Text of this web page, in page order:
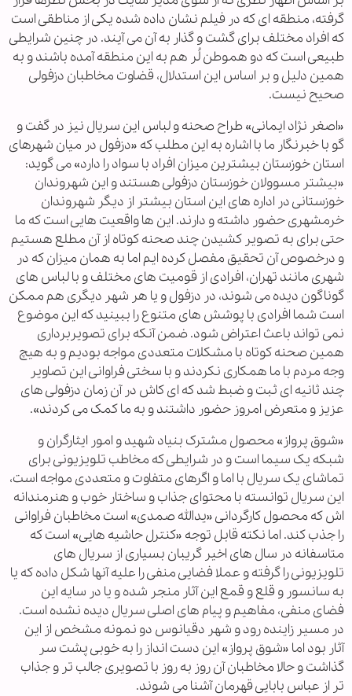
گرفته، منطقه ای که در فیلم نشان داده شده یکی از مناطقی است
که افراد مختلف برای گشت و گذار به آن می آیند. در چنین شرایطی
طبیعی است که دو هموطن لُر هم به این منطقه آمده باشند و به
همین دلیل و بر اساس این استدلال، قضاوت مخاطبان دزفولی
صحیح نیست.
«اصغر نژاد ایمانی» طراح صحنه و لباس این سریال نیز در گفت و
گو با خبرنگار ما با اشاره به این مطلب که «دزفول در میان شهرهای
استان خوزستان بیشترین میزان افراد با سواد را دارد» می گوید:
«بیشتر مسوولان خوزستان دزفولی هستند و این شهروندان
خوزستانی در اداره های این استان بیشتر از دیگر شهروندان
خرمشهری حضور داشته و دارند. این ها واقعیت هایی است که ما
حتی برای به تصویر کشیدن چند صحنه کوتاه از آن مطلع هستیم
و درخصوص آن تحقیق مفصل کرده ایم اما به همان میزان که در
شهری مانند تهران، افرادی از قومیت های مختلف و با لباس های
گوناگون دیده می شوند، در دزفول و یا هر شهر دیگری هم ممکن
است شما افرادی با پوشش های متنوع را ببینید که این موضوع
نمی تواند باعث اعتراض شود. ضمن آنکه برای تصویربرداری
همین صحنه کوتاه با مشکلات متعددی مواجه بودیم و به هیچ
وجه مردم با ما همکاری نکردند و با سختی فراوانی این تصاویر
چند ثانیه ای ثبت و ضبط شد که ای کاش در آن زمان دزفولی های
عزیز و متعرض امروز حضور داشتند و به ما کمک می کردند».
«شوق پرواز» محصول مشترک بنیاد شهید و امور ایثارگران و
شبکه یک سیما است و در شرایطی که مخاطب تلویزیونی برای
تماشای یک سریال با اما و اگرهای متفاوت و متعددی مواجه است،
این سریال توانسته با محتوای جذاب و ساختار خوب و هنرمندانه
اش که محصول کارگردانی «یدالله صمدی» است مخاطبان فراوانی
را جذب کند. اما نکته قابل توجه «کنترل حاشیه هایی» است که
متاسفانه در سال های اخیر گریبان بسیاری از سریال های
تلویزیونی را گرفته و عملا فضایی منفی را علیه آنها شکل داده که یا
به سانسور و قلع و قمع این آثار منجر شده و یا در سایه این
فضای منفی، مفاهیم و پیام های اصلی سریال دیده نشده است.
در مسیر زاینده رود و شهر دقیانوس دو نمونه مشخص از این
آثار بود اما «شوق پرواز» این دست انداز را به خوبی پشت سر
گذاشت و حالا مخاطبان آن روز به روز با تصویری جالب تر و جذاب
تر از عباس بابایی قهرمان آشنا می شوند.